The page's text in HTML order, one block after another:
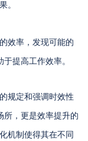
。
效率，发现可能的
提高工作效率。
规定和强调时效性
所，更是效率提升的
机制使得其在不同